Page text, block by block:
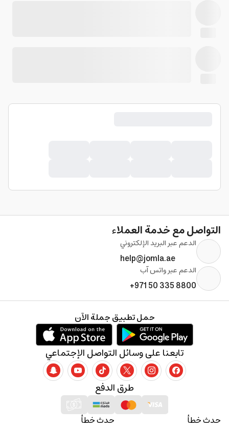
التواصل مع خدمة العملاء
الدعم عبر البريد الإلكتروني
help@jomla.ae
الدعم عبر واتس آب
+971 50 335 8800
حدث خطأ حدث خطأ
طرق الدفع
تابعنا على وسائل التواصل الإجتماعي
حمل تطبيق جملة الآن